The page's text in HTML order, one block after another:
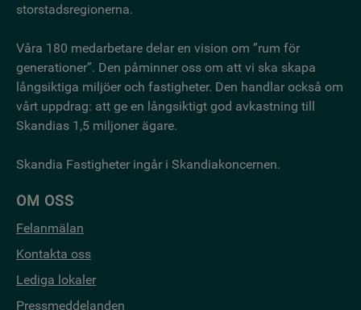
storstadsregionerna.
Våra 180 medarbetare delar en vision om ”rum för
generationer”. Den påminner oss om att vi ska skapa
långsiktiga miljöer och fastigheter. Den handlar också om
vårt uppdrag: att ge en långsiktigt god avkastning till
Skandias 1,5 miljoner ägare.
Skandia Fastigheter ingår i Skandiakoncernen.
OM OSS
Felanmälan
Kontakta oss
Lediga lokaler
Pressmeddelanden